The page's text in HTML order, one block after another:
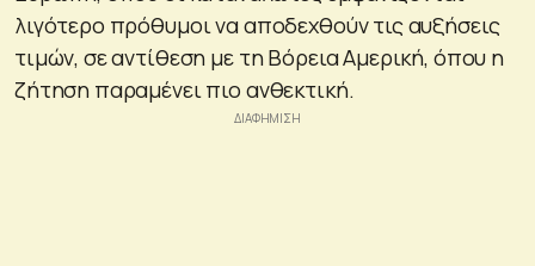
λιγότερο πρόθυμοι να αποδεχθούν τις αυξήσεις
τιμών, σε αντίθεση με τη Βόρεια Αμερική, όπου η
ζήτηση παραμένει πιο ανθεκτική.